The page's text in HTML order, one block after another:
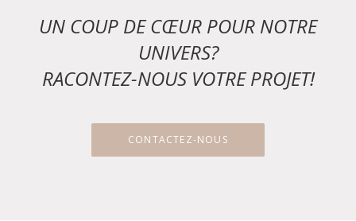
UN COUP DE CŒUR POUR NOTRE
UNIVERS?
RACONTEZ-NOUS VOTRE PROJET!
CONTACTEZ-NOUS